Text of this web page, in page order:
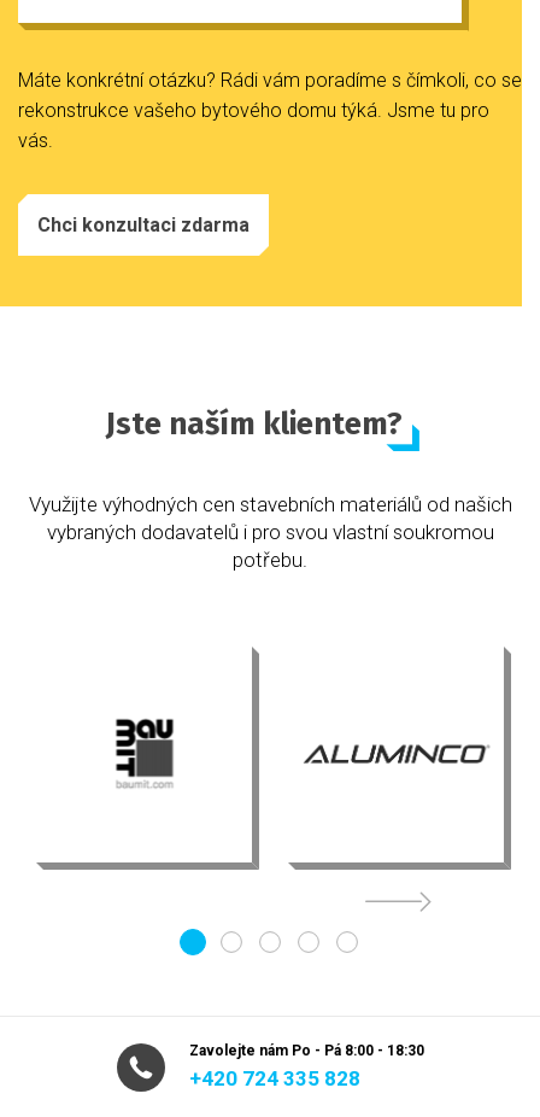
Máte konkrétní otázku? Rádi vám poradíme s čímkoli, co se
rekonstrukce vašeho bytového domu týká. Jsme tu pro
vás.
Chci konzultaci zdarma
Jste naším klientem?
Využijte výhodných cen stavebních materiálů od našich
vybraných dodavatelů i pro svou vlastní soukromou
potřebu.
1 2 3 4 5
Zavolejte nám Po - Pá 8:00 - 18:30
+420 724 335 828